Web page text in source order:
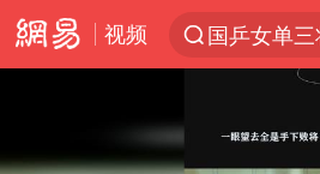
视频
国乒女单
光影经济